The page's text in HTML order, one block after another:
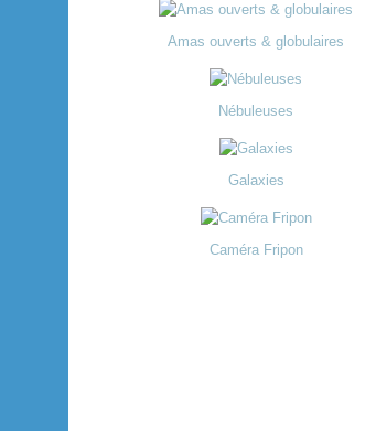
Amas ouverts & globulaires
Nébuleuses
Galaxies
Caméra Fripon